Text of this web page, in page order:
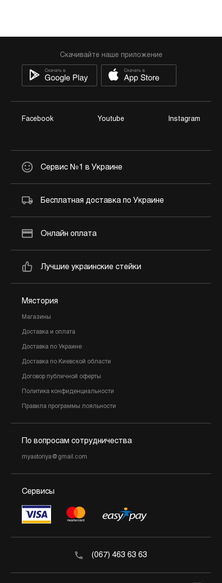
Скачивайте наше приложение
Facebook Youtube Instagram
Сервис №1 в Украине
Бесплатная доставка по Украине
Онлайн оплата
Лучшие украинские стейки
Мястория
Магазины
Доставка и оплата
Доставка по Украине
Доставка по Киевской области
Договор публичной оферты
Политика конфиденциальности
Правила программы лояльности
По вопросам сотрудничества
myastoriya@gmail.com
Сервисы
(067) 463 63 63